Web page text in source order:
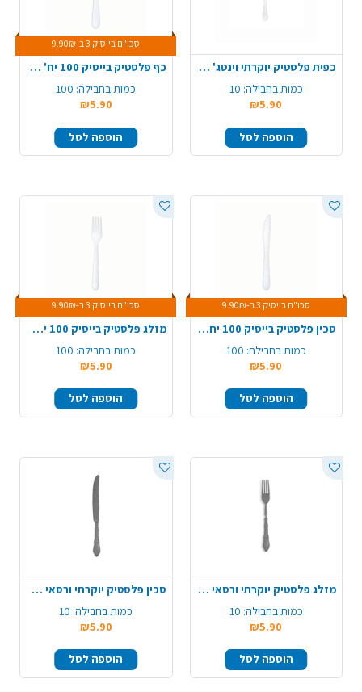
כפית פלסטיק יוקרתי וינטג' 10 יח' - ניצוצות כסף
כמות בחבילה: 10
₪5.90
הוספה לסל
סכו"ם בייסיק 3 ב-9.90₪
כף פלסטיק בייסיק 100 יח' - לבן
כמות בחבילה: 100
₪5.90
הוספה לסל
סכו"ם בייסיק 3 ב-9.90₪
סכין פלסטיק בייסיק 100 יח' - לבן
כמות בחבילה: 100
₪5.90
הוספה לסל
סכו"ם בייסיק 3 ב-9.90₪
מזלג פלסטיק בייסיק 100 יח' - לבן
כמות בחבילה: 100
₪5.90
הוספה לסל
מזלג פלסטיק יוקרתי ורסאי 10 יח' - אפור
כמות בחבילה: 10
₪5.90
הוספה לסל
סכין פלסטיק יוקרתי ורסאי 10 יח' - אפור
כמות בחבילה: 10
₪5.90
הוספה לסל